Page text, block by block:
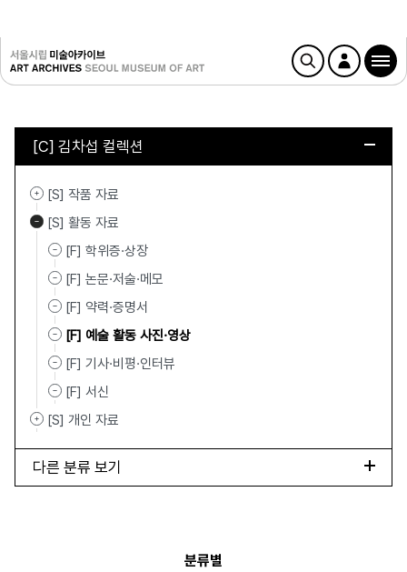
[C] 김차섭 컬렉션
[S] 작품 자료
[S] 활동 자료
[F] 학위증·상장
[F] 논문·저술·메모
[F] 약력·증명서
[F] 예술 활동 사진·영상
[F] 기사·비평·인터뷰
[F] 서신
[S] 개인 자료
다른 분류 보기
분류별